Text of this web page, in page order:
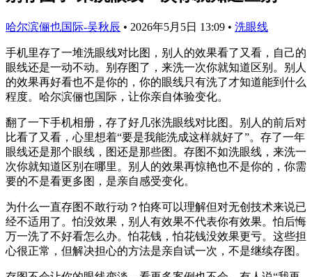
哈尔滨俪也国际-吴秋辰 • 2026年5月5日 13:09 • 洗眼线
手机里存了一堆洗眼线对比图，别人的效果看了又看，自己的
眼线还是一动不动。别存图了，来洗一次你就知道区别。别人
的效果再好看也不是你的，你的眼线只有洗了才知道能到什么
程度。哈尔滨俪也国际，让你亲自体验变化。
翻了一下手机相册，存了好几张洗眼线对比图。别人的前后对
比看了又看，心里想着“要是我能洗成这样就好了”。存了一年
眼线还是那个眼线，图还是那些图。存图不如洗眼线，来洗一
次你就知道区别在哪里。别人的效果再惊艳也不是你的，你需
要的不是看更多图，是亲自感受变化。
为什么一直存图不敢行动？怕疼可以理解但对无创技术来说已
经不适用了。怕没效果，别人有效果不代表你有效果。怕后悔
万一洗了不好看怎么办。怕花钱，怕花钱没效果更亏。这些担
心很正常，但解决担心的方法是亲自试一次，不是继续存图。